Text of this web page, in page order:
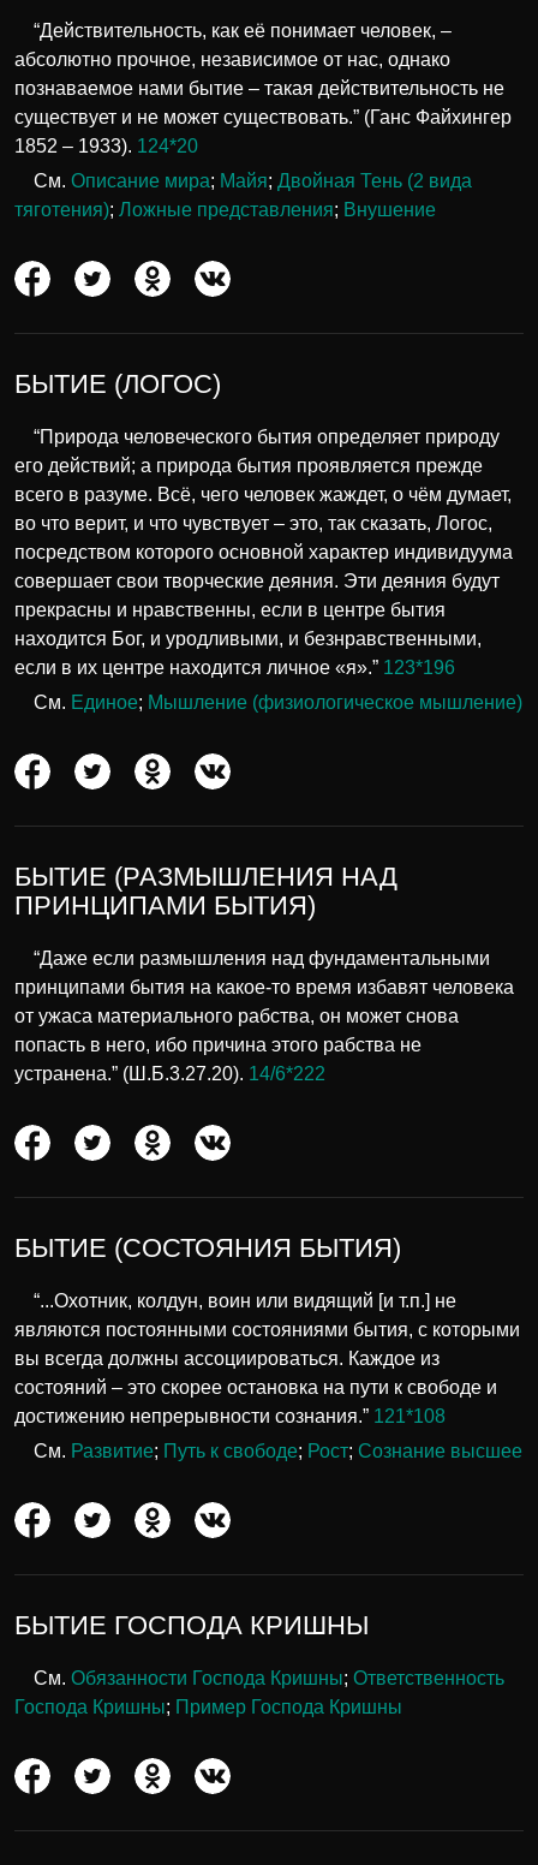
“Действительность, как её понимает человек, –
абсолютно прочное, независимое от нас, однако
познаваемое нами бытие – такая действительность не
существует и не может существовать.” (Ганс Файхингер
1852 – 1933). 124*20
См. Описание мира; Майя; Двойная Тень (2 вида
тяготения); Ложные представления; Внушение
БЫТИЕ (ЛОГОС)
“Природа человеческого бытия определяет природу
его действий; а природа бытия проявляется прежде
всего в разуме. Всё, чего человек жаждет, о чём думает,
во что верит, и что чувствует – это, так сказать, Логос,
посредством которого основной характер индивидуума
совершает свои творческие деяния. Эти деяния будут
прекрасны и нравственны, если в центре бытия
находится Бог, и уродливыми, и безнравственными,
если в их центре находится личное «я».” 123*196
См. Единое; Мышление (физиологическое мышление)
БЫТИЕ (РАЗМЫШЛЕНИЯ НАД
ПРИНЦИПАМИ БЫТИЯ)
“Даже если размышления над фундаментальными
принципами бытия на какое-то время избавят человека
от ужаса материального рабства, он может снова
попасть в него, ибо причина этого рабства не
устранена.” (Ш.Б.3.27.20). 14/6*222
БЫТИЕ (СОСТОЯНИЯ БЫТИЯ)
“...Охотник, колдун, воин или видящий [и т.п.] не
являются постоянными состояниями бытия, с которыми
вы всегда должны ассоциироваться. Каждое из
состояний – это скорее остановка на пути к свободе и
достижению непрерывности сознания.” 121*108
См. Развитие; Путь к свободе; Рост; Сознание высшее
БЫТИЕ ГОСПОДА КРИШНЫ
См. Обязанности Господа Кришны; Ответственность
Господа Кришны; Пример Господа Кришны